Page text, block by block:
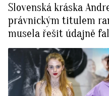
Slovenská kráska
právnickým titulem
musela řešit údajně